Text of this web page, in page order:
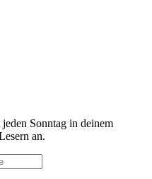
Sonntag in deinem
an.